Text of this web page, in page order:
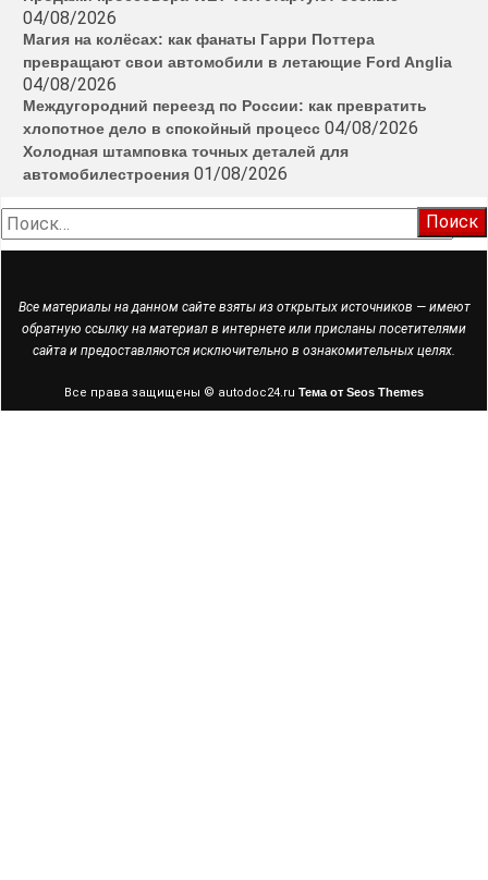
04/08/2026
Магия на колёсах: как фанаты Гарри Поттера
превращают свои автомобили в летающие Ford Anglia
04/08/2026
Междугородний переезд по России: как превратить
хлопотное дело в спокойный процесс 04/08/2026
Холодная штамповка точных деталей для
автомобилестроения 01/08/2026
Найти:
Все материалы на данном сайте взяты из открытых источников — имеют
обратную ссылку на материал в интернете или присланы посетителями
сайта и предоставляются исключительно в ознакомительных целях.
Все права защищены © autodoc24.ru Тема от Seos Themes